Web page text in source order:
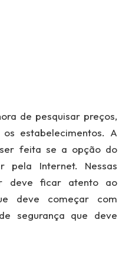
de pesquisar preços,
estabelecimentos. A
feita se a opção do
pela Internet. Nessas
deve ficar atento ao
deve começar com
segurança que deve